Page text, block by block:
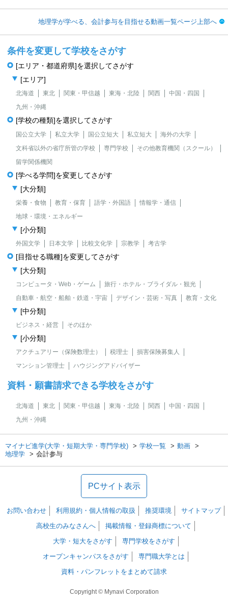
地理学が学べる、会計参与を目指せる動画一覧ページ上部へ
条件を変更して学校をさがす
[エリア・都道府県]を選択してさがす
[エリア]
北海道 東北 関東・甲信越 東海・北陸 関西
中国・四国
九州・沖縄
[学校の種類]を選択してさがす
国公立大学 私立大学 国公立短大 私立短大
海外の大学
文科省以外の省庁所管の学校
専門学校
その他教育機関（スクール）
留学関係機関
[学べる学問]を変更してさがす
[大分類]
栄養・食物 教育・保育 語学・外国語
情報学・通信
地球・環境・エネルギー
[小分類]
外国文学 日本文学 比較文化学 宗教学 考古学
[目指せる職種]を変更してさがす
[大分類]
コンピュータ・Web・ゲーム
旅行・ホテル・ブライダル・観光
自動車・航空・船舶・鉄道・宇宙
デザイン・芸術・写真 教育・文化
[中分類]
ビジネス・経営 そのほか
[小分類]
アクチュアリー（保険数理士） 税理士
損害保険募集人
マンション管理士
ハウジングアドバイザー
資料・願書請求できる学校をさがす
北海道 東北 関東・甲信越 東海・北陸 関西
中国・四国
九州・沖縄
マイナビ進学(大学・短期大学・専門学校) 学校一覧
動画
地理学
会計参与
PCサイト表示
お問い合わせ 利用規約・個人情報の取扱 推奨環境
サイトマップ
高校生のみなさんへ
掲載情報・登録商標について
大学・短大をさがす
専門学校をさがす
オープンキャンパスをさがす
専門職大学とは
資料・パンフレットをまとめて請求
Copyright © Mynavi Corporation